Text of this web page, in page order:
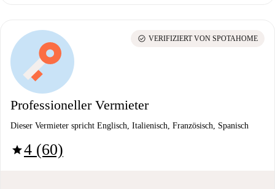
Professioneller Vermieter
Dieser Vermieter spricht Englisch, Italienisch, Französisch, Spanisch
star4 (60)
check_circle VERIFIZIERT VON SPOTAHOME